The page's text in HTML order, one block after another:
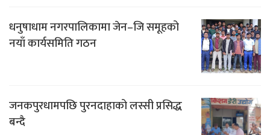
धनुषाधाम नगरपालिकामा जेन–जि समूहको
नयाँ कार्यसमिति गठन
जनकपुरधामपछि पुरनदाहाको लस्सी प्रसिद्ध
बन्दै